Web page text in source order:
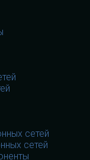
сетей
сетей